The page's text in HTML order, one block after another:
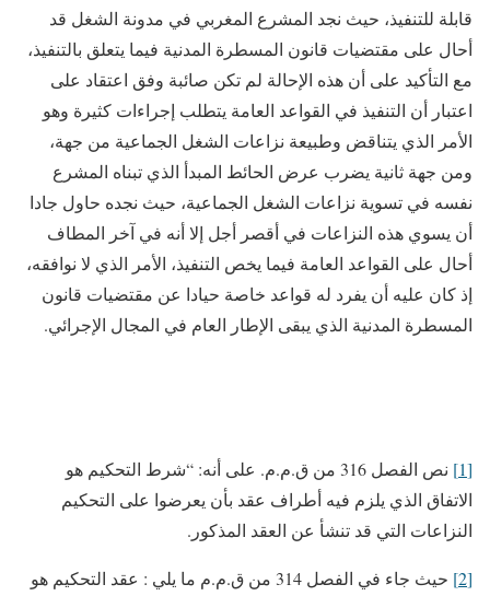
قابلة للتنفيذ، حيث نجد المشرع المغربي في مدونة الشغل قد
أحال على مقتضيات قانون المسطرة المدنية فيما يتعلق بالتنفيذ،
مع التأكيد على أن هذه الإحالة لم تكن صائبة وفق اعتقاد على
اعتبار أن التنفيذ في القواعد العامة يتطلب إجراءات كثيرة وهو
الأمر الذي يتناقض وطبيعة نزاعات الشغل الجماعية من جهة،
ومن جهة ثانية يضرب عرض الحائط المبدأ الذي تبناه المشرع
نفسه في تسوية نزاعات الشغل الجماعية، حيث نجده حاول جادا
أن يسوي هذه النزاعات في أقصر أجل إلا أنه في آخر المطاف
أحال على القواعد العامة فيما يخص التنفيذ، الأمر الذي لا نوافقه،
إذ كان عليه أن يفرد له قواعد خاصة حيادا عن مقتضيات قانون
المسطرة المدنية الذي يبقى الإطار العام في المجال الإجرائي.
[1]
نص الفصل 316 من ق.م.م. على أنه: “شرط التحكيم هو
الاتفاق الذي يلزم فيه أطراف عقد بأن يعرضوا على التحكيم
النزاعات التي قد تنشأ عن العقد المذكور.
[2]
حيث جاء في الفصل 314 من ق.م.م ما يلي : عقد التحكيم هو